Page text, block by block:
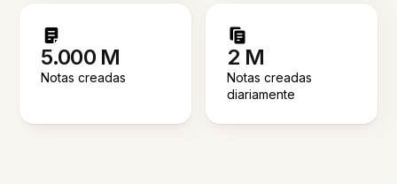
5.000 M
Notas creadas
2 M
Notas creadas
diariamente